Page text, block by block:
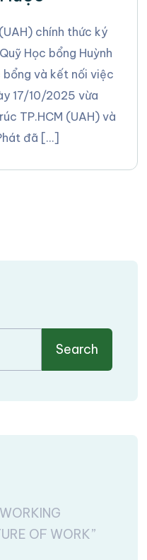
chính thức ký
Học bổng Huỳnh
bổng và kết nối việc
17/10/2025 vừa
TP.HCM (UAH) và
đã […]
Search
OF WORK”